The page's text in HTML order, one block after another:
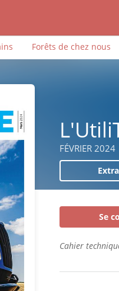
Forêts de chez nous
FÉVRIER 2024
Se
Cahier